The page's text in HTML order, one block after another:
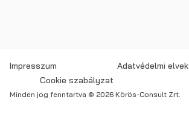
Minden jog fenntartva © 2026 Körös-Consult Zrt.
Impresszum
Adatvédelmi elvek
Cookie szabályzat